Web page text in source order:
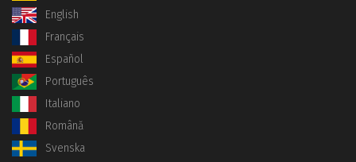
English
Français
Español
Português
Italiano
Română
Svenska